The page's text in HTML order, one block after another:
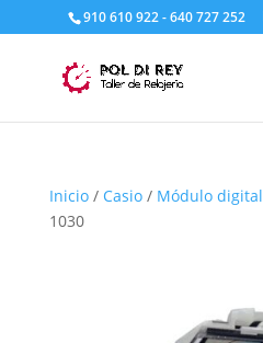
910 610 922 - 640 727 252
Inicio/ Casio/ Módulo digital
1030